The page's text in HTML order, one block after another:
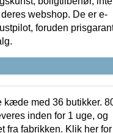
webshop. De er e-
foruden
med 36 butikker.
inden for 1 uge, og
fra fabrikken. Klik her for